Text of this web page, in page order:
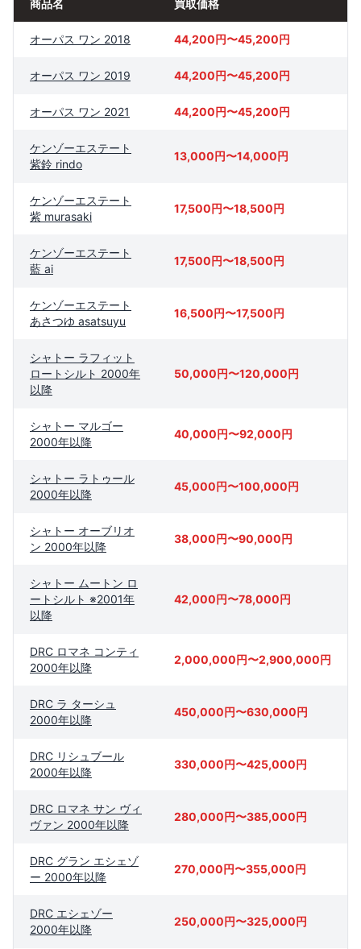
商品名 買取価格
オーパス ワン 2018 44,200円〜45,200円
オーパス ワン 2019 44,200円〜45,200円
オーパス ワン 2021 44,200円〜45,200円
ケンゾーエステート
紫鈴 rindo
13,000円〜14,000円
ケンゾーエステート
紫 murasaki
17,500円〜18,500円
ケンゾーエステート
藍 ai
17,500円〜18,500円
ケンゾーエステート
あさつゆ asatsuyu
16,500円〜17,500円
シャトー ラフィット
ロートシルト 2000年
以降
50,000円〜120,000円
シャトー マルゴー
2000年以降
40,000円〜92,000円
シャトー ラトゥール
2000年以降
45,000円〜100,000円
シャトー オーブリオ
ン 2000年以降
38,000円〜90,000円
シャトー ムートン ロ
ートシルト ※2001年
以降
42,000円〜78,000円
DRC ロマネ コンティ
2000年以降
2,000,000円〜2,900,000円
DRC ラ ターシュ
2000年以降
450,000円〜630,000円
DRC リシュブール
2000年以降
330,000円〜425,000円
DRC ロマネ サン ヴィ
ヴァン 2000年以降
280,000円〜385,000円
DRC グラン エシェゾ
ー 2000年以降
270,000円〜355,000円
DRC エシェゾー
2000年以降
250,000円〜325,000円